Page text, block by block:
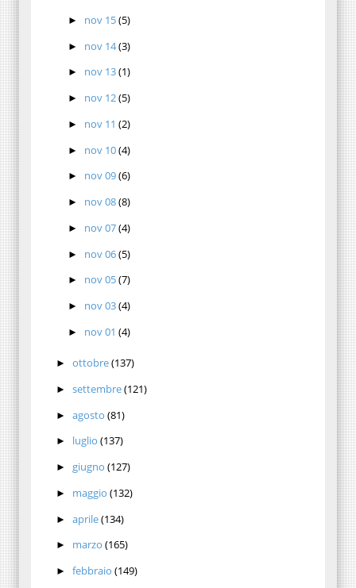
► nov 15(5)
► nov 14(3)
► nov 13(1)
► nov 12(5)
► nov 11(2)
► nov 10(4)
► nov 09(6)
► nov 08(8)
► nov 07(4)
► nov 06(5)
► nov 05(7)
► nov 03(4)
► nov 01(4)
► ottobre(137)
► settembre(121)
► agosto (81)
► luglio (137)
► giugno (127)
► maggio (132)
► aprile(134)
► marzo (165)
► febbraio (149)